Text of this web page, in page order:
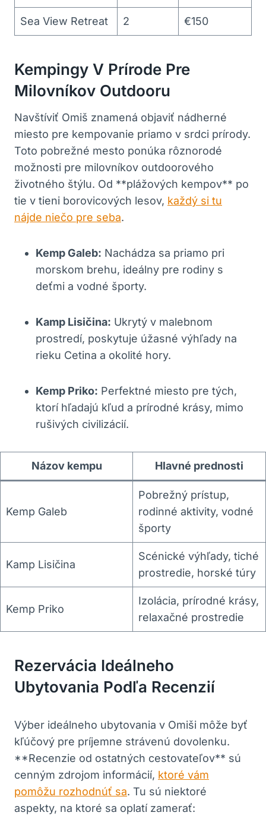
Sea View Retreat 2 €150
Kempingy V Prírode Pre
Milovníkov Outdooru
Navštíviť Omiš znamená objaviť nádherné
miesto pre kempovanie priamo v srdci prírody.
Toto pobrežné mesto ponúka rôznorodé
možnosti pre milovníkov outdoorového
životného štýlu. Od **plážových kempov** po
tie v tieni borovicových lesov, každý si tu
nájde niečo pre seba.
Kemp Galeb: Nachádza sa priamo pri
morskom brehu, ideálny pre rodiny s
deťmi a vodné športy.
Kamp Lisičina: Ukrytý v malebnom
prostredí, poskytuje úžasné výhľady na
rieku Cetina a okolité hory.
Kemp Priko: Perfektné miesto pre tých,
ktorí hľadajú kľud a prírodné krásy, mimo
rušivých civilizácií.
Názov kempu Hlavné prednosti
Kemp Galeb
Pobrežný prístup,
rodinné aktivity, vodné
športy
Kamp Lisičina
Scénické výhľady, tiché
prostredie, horské túry
Kemp Priko
Izolácia, prírodné krásy,
relaxačné prostredie
Rezervácia Ideálneho
Ubytovania Podľa Recenzií
Výber ideálneho ubytovania v Omiši môže byť
kľúčový pre príjemne strávenú dovolenku.
**Recenzie od ostatných cestovateľov** sú
cenným zdrojom informácií, ktoré vám
pomôžu rozhodnúť sa. Tu sú niektoré
aspekty, na ktoré sa oplatí zamerať: